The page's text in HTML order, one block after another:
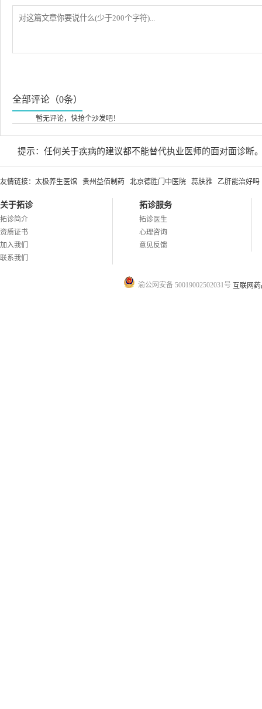
全部评论（0条）
暂无评论，快抢个沙发吧！
提示：任何关于疾病的建议都不能替代执业医师的面对面诊断
友情链接： 太极养生医馆 贵州益佰制药 北京德胜门中医院 蕊肤雅 乙肝能治好吗
关于拓诊
拓诊简介
资质证书
加入我们
联系我们
拓诊服务
拓诊医生
心理咨询
意见反馈
渝公网安备 50019002502031号 互联网